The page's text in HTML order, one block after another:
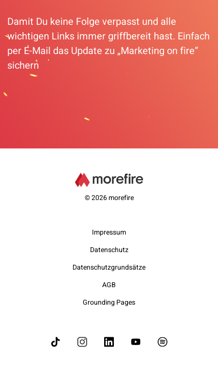
Damit Du keine Folge verpasst und alle
wichtigen Links immer griffbereit hast. Einfach
per E-Mail das Update zu „Marketing on fire“
sichern
© 2026 morefire
Impressum
Datenschutz
Datenschutzgrundsätze
AGB
Grounding Pages